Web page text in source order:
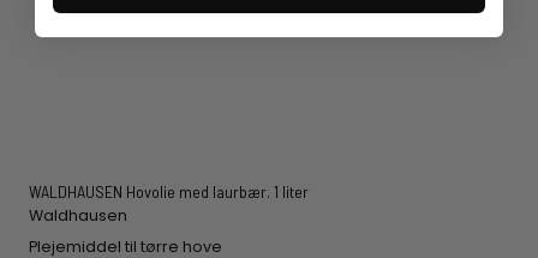
WALDHAUSEN Hovolie med laurbær. 1 liter
Waldhausen
Plejemiddel til tørre hove